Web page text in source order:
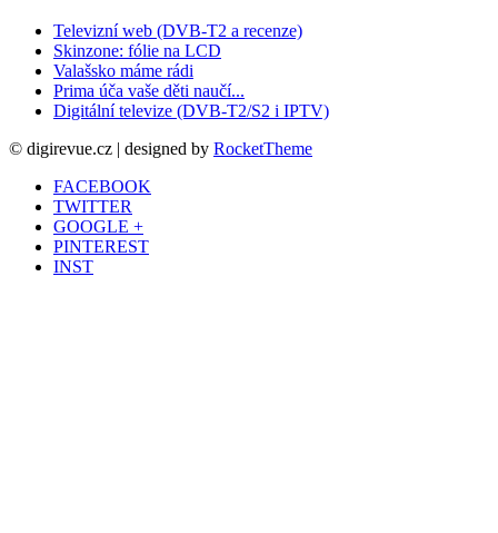
Televizní web (DVB-T2 a recenze)
Skinzone: fólie na LCD
Valašsko máme rádi
Prima úča vaše děti naučí...
Digitální televize (DVB-T2/S2 i IPTV)
© digirevue.cz | designed by RocketTheme
FACEBOOK
TWITTER
GOOGLE +
PINTEREST
INST